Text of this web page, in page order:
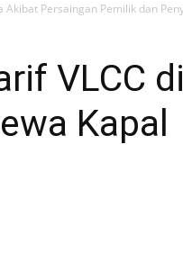
Akibat Persaingan Pemilik dan
VLCC
Kapal